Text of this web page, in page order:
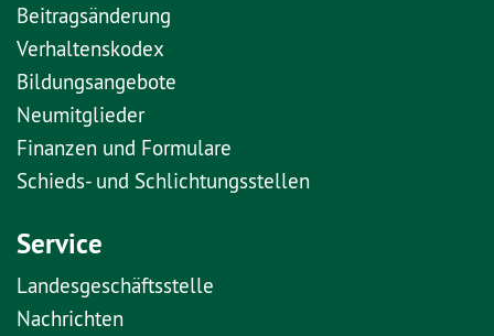
Beitragsänderung
Verhaltenskodex
Bildungsangebote
Neumitglieder
Finanzen und Formulare
Schieds- und Schlichtungsstellen
Service
Landesgeschäftsstelle
Nachrichten